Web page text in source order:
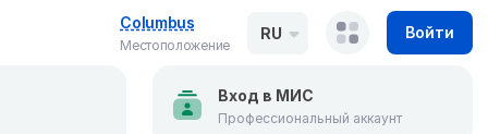
Columbus
Местоположение
RU Войти
Вход в МИС
Профессиональный аккаунт